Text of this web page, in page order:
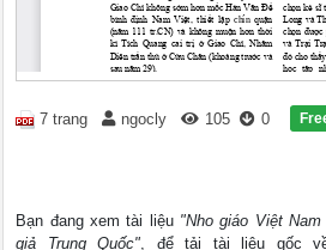
7 trang ngocly 105 0
Bạn đang xem tài liệu "Nho giáo Việt
giả Trung Quốc", để tải tài liệu gốc